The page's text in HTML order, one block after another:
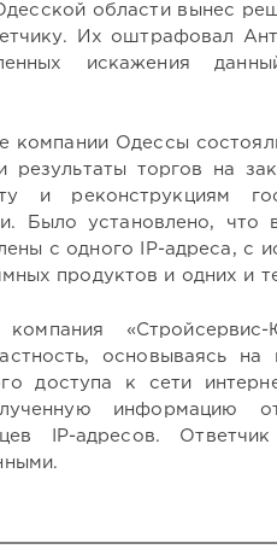
области вынес
Их оштрафовал
искажения
компании Одессы
результаты торгов на
и реконструкциям
Было установлено, что
с одного IP-адреса, с
продуктов и одних и
«Стройсервис-
основываясь на
доступа к сети
информацию
IP-адресов.